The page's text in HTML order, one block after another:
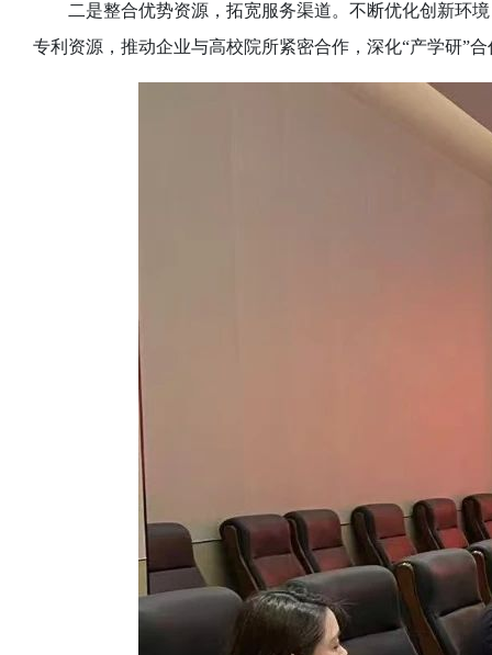
二是整合优势资源，拓宽服务渠道。不断优化创新环
专利资源，推动企业与高校院所紧密合作，深化“产学研”